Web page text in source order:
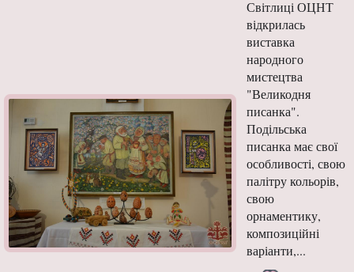
Світлиці ОЦНТ
відкрилась
виставка
народного
мистецтва
"Великодня
писанка".
Подільська
писанка має свої
особливості, свою
палітру кольорів,
свою
орнаментику,
композиційні
варіанти,...